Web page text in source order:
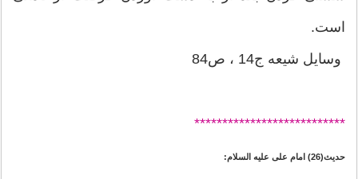
است.
وسایل شیعه ج14 ، ص84
********************
*******
حدیث(26) امام علی علیه السلام: